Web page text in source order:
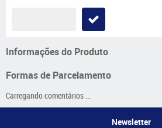
Informações do Produto
Formas de Parcelamento
Carregando comentários ...
Newsletter